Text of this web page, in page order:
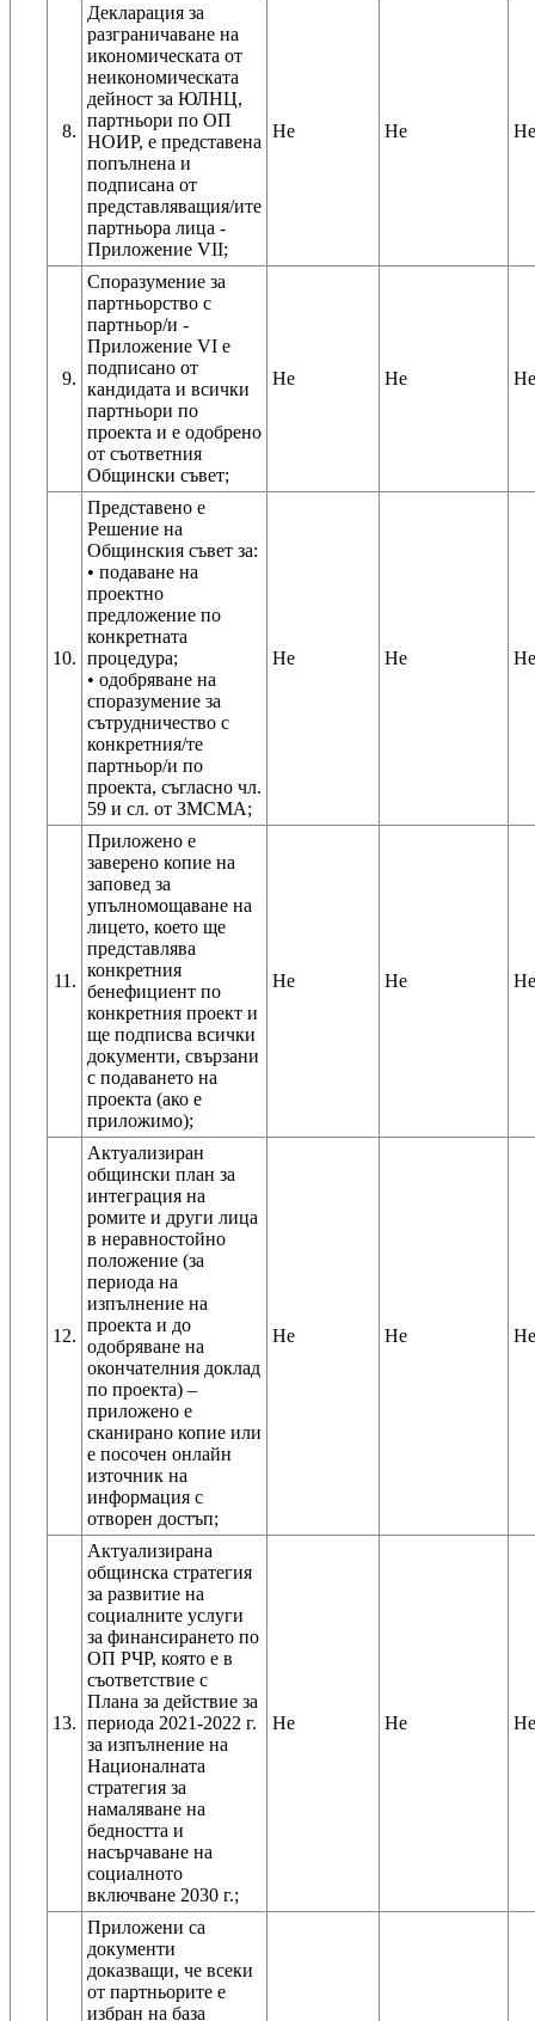
8.
Декларация за
разграничаване на
икономическата от
неикономическата
дейност за ЮЛНЦ,
партньори по ОП
НОИР, е представена
попълнена и
подписана от
представляващия/ите
партньора лица -
Приложение VII;
Не Не Не
9.
Споразумение за
партньорство с
партньор/и -
Приложение VІ е
подписано от
кандидата и всички
партньори по
проекта и е одобрено
от съответния
Общински съвет;
Не Не Не
10.
Представено е
Решение на
Общинския съвет за:
• подаване на
проектно
предложение по
конкретната
процедура;
• одобряване на
споразумение за
сътрудничество с
конкретния/те
партньор/и по
проекта, съгласно чл.
Не Не Не
11.
Приложено е
заверено копие на
заповед за
упълномощаване на
лицето, което ще
представлява
конкретния
бенефициент по
конкретния проект и
ще подписва всички
документи, свързани
с подаването на
проекта (ако е
приложимо);
Не Не Не
12.
Актуализиран
общински план за
интеграция на
ромите и други лица
в неравностойно
положение (за
периода на
изпълнение на
проекта и до
одобряване на
окончателния доклад
по проекта) –
приложено е
сканирано копие или
е посочен онлайн
източник на
информация с
отворен достъп;
Не Не Не
13.
Актуализирана
общинска стратегия
за развитие на
социалните услуги
за финансирането по
ОП РЧР, която е в
съответствие с
Плана за действие за
периода 2021-2022 г.
за изпълнение на
Националната
стратегия за
намаляване на
бедността и
насърчаване на
социалното
включване 2030 г.;
Не Не Не
Приложени са
документи
доказващи, че всеки
от партньорите е
избран на база